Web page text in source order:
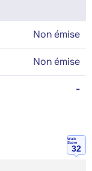
Non émise
Non émise
-
Walk
Score
32